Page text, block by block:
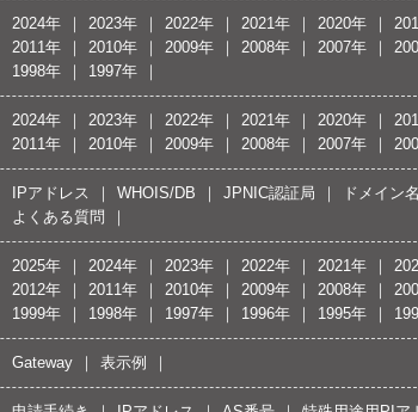
2024年 2023年 2022年 2021年 2020年
2011年
2010年 2009年 2008年 2007年
1998年
1997年
2024年 2023年 2022年 2021年 2020年
2011年
2010年 2009年 2008年 2007年
IPアドレス WHOIS/DB JPNIC認証局 ドメイン名
よくある質問
2025年 2024年 2023年 2022年 2021年
2012年
2011年 2010年 2009年 2008年
1999年
1998年 1997年 1996年 1995年
Gateway 表示例